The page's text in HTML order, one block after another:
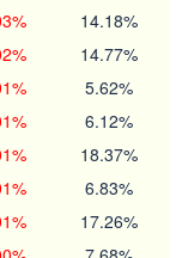
14.18%
14.77%
5.62%
6.12%
18.37%
6.83%
17.26%